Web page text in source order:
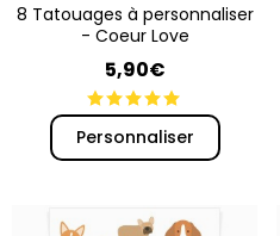
8 Tatouages à personnaliser
- Coeur Love
5,90€
Personnaliser